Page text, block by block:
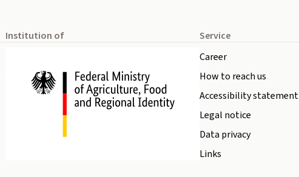
Institution of
Service
Career
How to reach us
Accessibility statement
Legal notice
Data privacy
Links